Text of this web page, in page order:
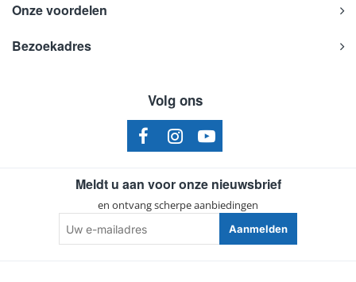
Onze voordelen
Bezoekadres
Volg ons
Meldt u aan voor onze nieuwsbrief
en ontvang scherpe aanbiedingen
e-
mailadres
Aanmelden